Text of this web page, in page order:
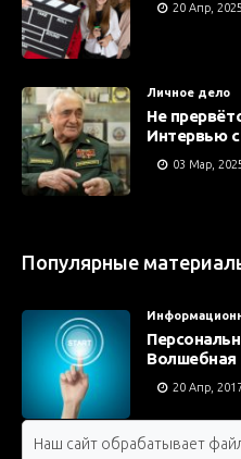
20 Апр, 2025
Личное дело
Не
Интервью
03 Мар,
Популярные
Волшебная
20 Апр,
Ребятам о
Наш сайт обрабатывает